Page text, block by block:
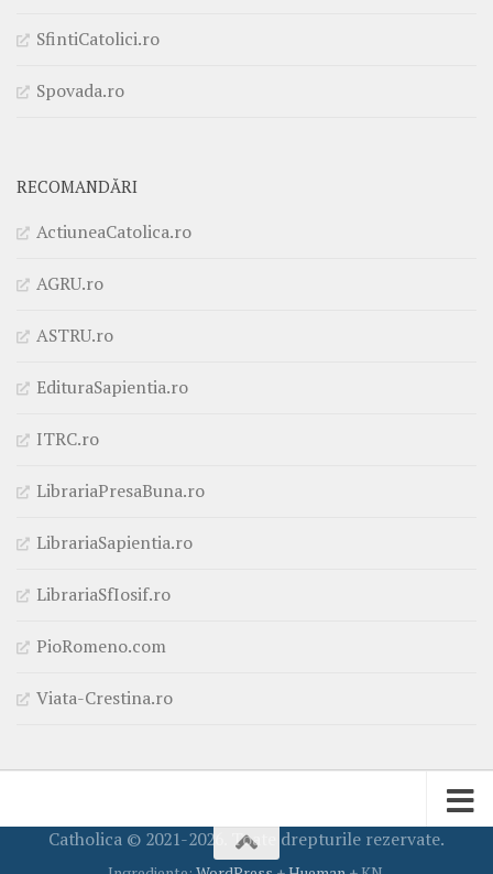
SfintiCatolici.ro
Spovada.ro
RECOMANDĂRI
ActiuneaCatolica.ro
AGRU.ro
ASTRU.ro
EdituraSapientia.ro
ITRC.ro
LibrariaPresaBuna.ro
LibrariaSapientia.ro
LibrariaSfIosif.ro
PioRomeno.com
Viata-Crestina.ro
Catholica © 2021-2026. Toate drepturile rezervate.